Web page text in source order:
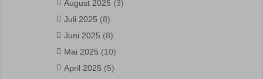
August 2025 (3)
Juli 2025 (8)
Juni 2025 (8)
Mai 2025 (10)
April 2025 (5)